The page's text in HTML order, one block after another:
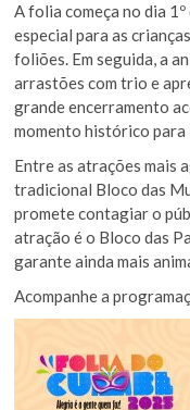
A folia começa no dia
especial para as
foliões. Em seguida, a
arrastões com trio e
grande encerramento
momento histórico para
Entre as atrações mais
tradicional Bloco das
promete contagiar o
atração é o Bloco das
garante ainda mais
Acompanhe a